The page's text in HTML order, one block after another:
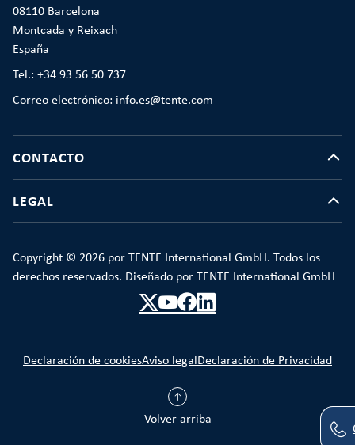
08110 Barcelona
Montcada y Reixach
España
Tel.: +34 93 56 50 737
Correo electrónico: info.es@tente.com
CONTACTO
LEGAL
Copyright © 2026 por TENTE International GmbH. Todos los
derechos reservados. Diseñado por TENTE International GmbH
Volver arriba
Declaración de cookiesAviso legal Declaración de Privacidad